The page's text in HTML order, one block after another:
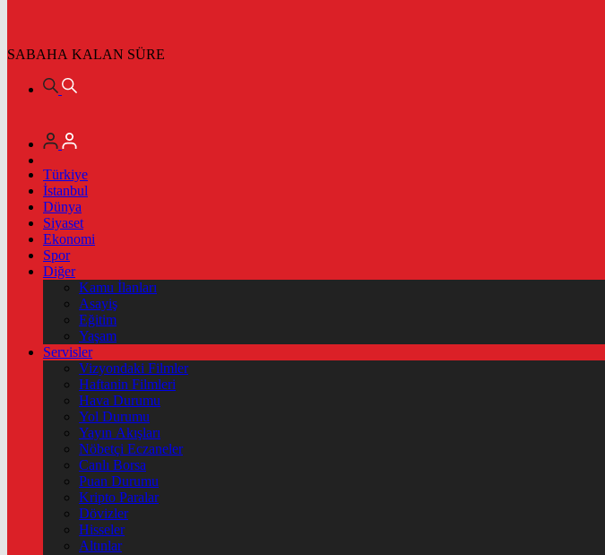
SABAHA KALAN SÜRE
Türkiye
İstanbul
Dünya
Siyaset
Ekonomi
Spor
Diğer
Kamu İlanları
Asayiş
Eğitim
Yaşam
Servisler
Vizyondaki Filmler
Haftanin Filmleri
Hava Durumu
Yol Durumu
Yayın Akışları
Nöbetçi Eczaneler
Canlı Borsa
Puan Durumu
Kripto Paralar
Dövizler
Hisseler
Altınlar